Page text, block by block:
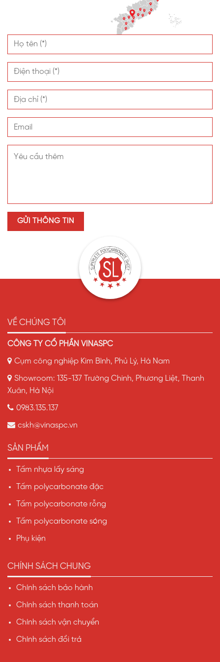
Với đội ngũ nhân sự có kinh nghiệm dày dặn, VINASPC
luôn nỗ lực để mang đến sản phẩm có chất lượng tốt
nhất và dịch vụ chăm sóc khách hàng hàng đầu. Mọi
thắc mắc xin vui lòng liên hệ để được tư vấn nhanh
nhất.
Công ty Cổ phần VINASPC
Công ty Cổ phần VINASPC với hơn 18 năm kinh nghiệm,
hiện đang là nhà máy sản xuất tấm nhựa lấy sáng quy mô
bậc nhất với 5 dây chuyền hiện đại công nghệ châu Âu,
VỀ CHÚNG TÔI
CÔNG TY CỔ PHẦN VINASPC
Cụm công nghiệp Kim Bình, Phủ Lý, Hà Nam
Showroom: 135-137 Trường Chinh, Phương Liệt, Thanh
Xuân, Hà Nội
0983.135.137
cskh@vinaspc.vn
SẢN PHẨM
Tấm nhựa lấy sáng
Tấm polycarbonate đặc
Tấm polycarbonate rỗng
Tấm polycarbonate sóng
Phụ kiện
CHÍNH SÁCH CHUNG
Chính sách bảo hành
Chính sách thanh toán
Chính sách vận chuyển
Chính sách đổi trả